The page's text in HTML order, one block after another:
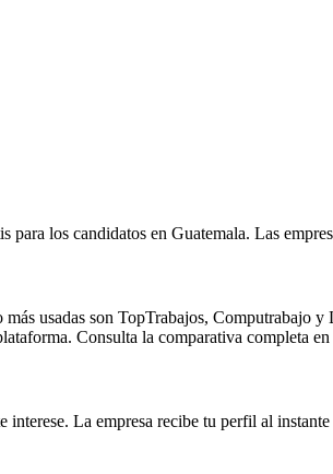
los candidatos en Guatemala. Las
usadas son TopTrabajos, Computrabajo
Consulta la comparativa completa
La empresa recibe tu perfil al